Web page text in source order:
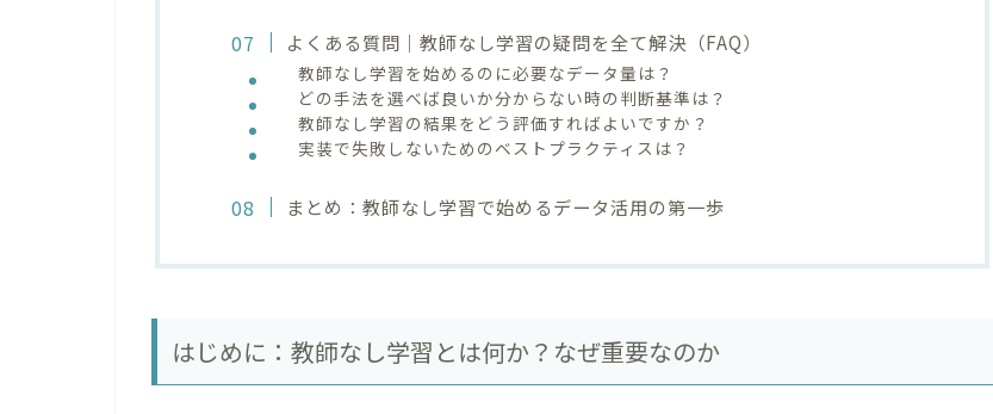
よくある質問｜教師なし学習の疑問を全て解決（FAQ）
教師なし学習を始めるのに必要なデータ量は？
どの手法を選べば良いか分からない時の判断基準は？
教師なし学習の結果をどう評価すればよいですか？
実装で失敗しないためのベストプラクティスは？
まとめ：教師なし学習で始めるデータ活用の第一歩
はじめに：教師なし学習とは何か？なぜ重要なのか